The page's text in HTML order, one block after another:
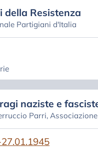
della Resistenza
Partigiani d'Italia
naziste e
Parri,